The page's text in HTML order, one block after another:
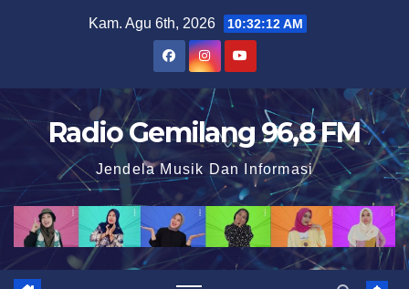
t
o
Kam. Agu 6th, 2026 10:32:13 AM
Radio Gemilang 96,8 FM
Jendela Musik Dan Informasi